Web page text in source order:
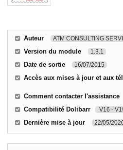
Auteur ATM CONSULTING
Version du module 1.3.1
Date de sortie 16/07/2015
Accès aux mises à jour et aux
Comment contacter l'assistance
Compatibilité Dolibarr V16 -
Dernière mise à jour 22/05/